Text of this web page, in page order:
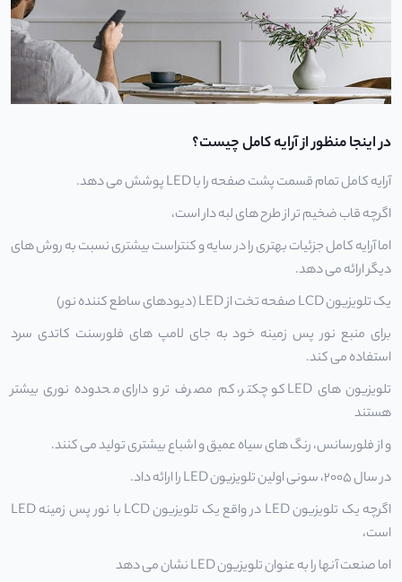
در اینجا منظور از آرایه کامل چیست؟
آرایه کامل تمام قسمت پشت صفحه را با LED پوشش می دهد.
اگرچه قاب ضخیم تر از طرح های لبه دار است،
اما آرایه کامل جزئیات بهتری را در سایه و کنتراست بیشتری نسبت به روش های
دیگر ارائه می دهد.
یکتلویزیون LCD
صفحه تخت از LED (دیودهای ساطع کننده نور)
برای منبع نور پس زمینه خود به جای لامپ های فلورسنت کاتدی سرد
استفاده می کند.
تلویزیون های LED کوچکتر، کم مصرف تر و دارای محدوده نوری بیشتر
هستند
و از فلورسانس، رنگ های سیاه عمیق و اشباع بیشتری تولید می کنند.
در سال 2005، سونی اولین تلویزیون LED را ارائه داد.
اگرچه یک تلویزیون LED در واقع یک تلویزیون LCD با نور پس زمینه LED
است،
اما صنعت آنها را به عنوان تلویزیون LED نشان می دهد